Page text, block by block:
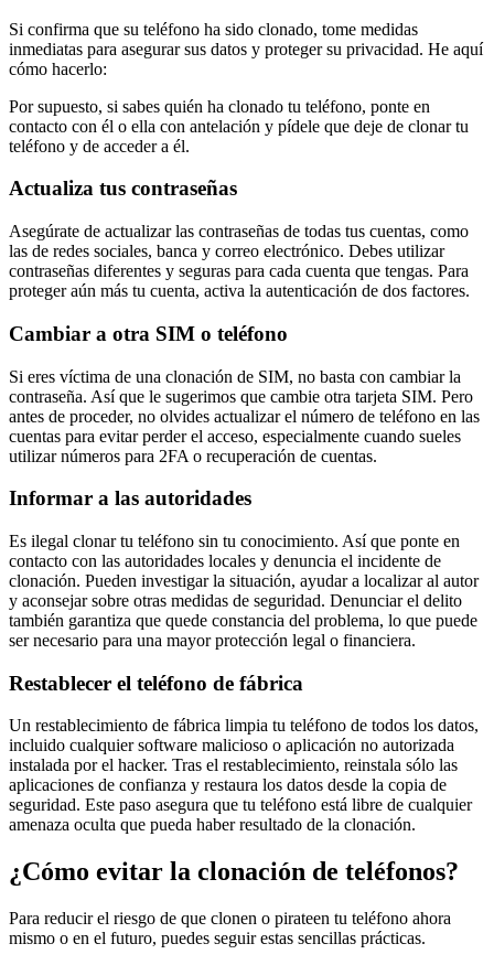
Si confirma que su teléfono ha sido clonado, tome medidas
inmediatas para asegurar sus datos y proteger su privacidad. He aquí
cómo hacerlo:
Por supuesto, si sabes quién ha clonado tu teléfono, ponte en
contacto con él o ella con antelación y pídele que deje de clonar tu
teléfono y de acceder a él.
Actualiza tus contraseñas
Asegúrate de actualizar las contraseñas de todas tus cuentas, como
las de redes sociales, banca y correo electrónico. Debes utilizar
contraseñas diferentes y seguras para cada cuenta que tengas. Para
proteger aún más tu cuenta, activa la autenticación de dos factores.
Cambiar a otra SIM o teléfono
Si eres víctima de una clonación de SIM, no basta con cambiar la
contraseña. Así que le sugerimos que cambie otra tarjeta SIM. Pero
antes de proceder, no olvides actualizar el número de teléfono en las
cuentas para evitar perder el acceso, especialmente cuando sueles
utilizar números para 2FA o recuperación de cuentas.
Informar a las autoridades
Es ilegal clonar tu teléfono sin tu conocimiento. Así que ponte en
contacto con las autoridades locales y denuncia el incidente de
clonación. Pueden investigar la situación, ayudar a localizar al autor
y aconsejar sobre otras medidas de seguridad. Denunciar el delito
también garantiza que quede constancia del problema, lo que puede
ser necesario para una mayor protección legal o financiera.
Restablecer el teléfono de fábrica
Un restablecimiento de fábrica limpia tu teléfono de todos los datos,
incluido cualquier software malicioso o aplicación no autorizada
instalada por el hacker. Tras el restablecimiento, reinstala sólo las
aplicaciones de confianza y restaura los datos desde la copia de
seguridad. Este paso asegura que tu teléfono está libre de cualquier
amenaza oculta que pueda haber resultado de la clonación.
¿Cómo evitar la clonación de teléfonos?
Para reducir el riesgo de que clonen o pirateen tu teléfono ahora
mismo o en el futuro, puedes seguir estas sencillas prácticas.